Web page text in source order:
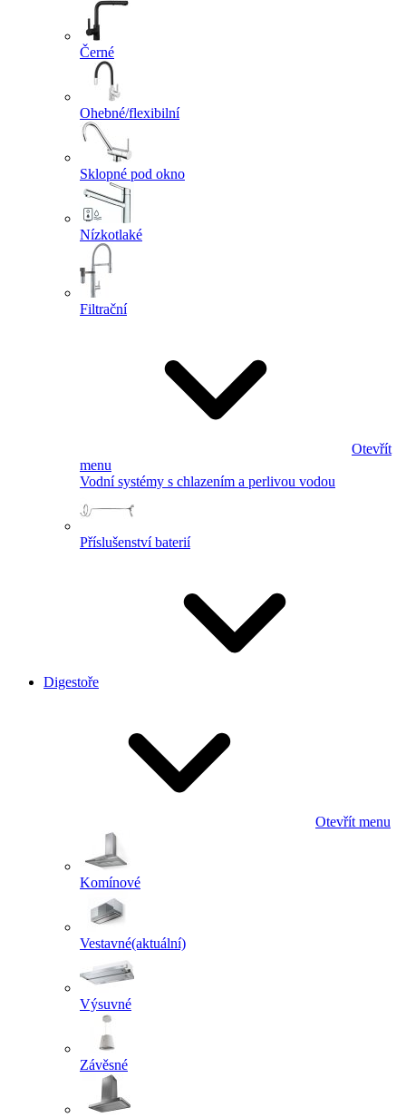
Černé
Ohebné/flexibilní
Sklopné pod okno
Nízkotlaké
Filtrační
Otevřít
menu
Vodní systémy s chlazením a perlivou vodou
Příslušenství baterií
Digestoře
Otevřít menu
Komínové
Vestavné(aktuální)
Výsuvné
Závěsné